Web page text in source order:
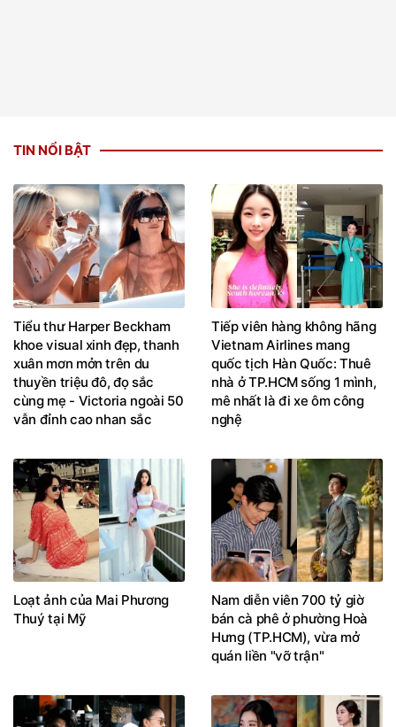
TIN NỔI BẬT
Tiểu thư Harper Beckham
khoe visual xinh đẹp, thanh
xuân mơn mởn trên du
thuyền triệu đô, đọ sắc
cùng mẹ - Victoria ngoài 50
vẫn đỉnh cao nhan sắc
Tiếp viên hàng không hãng
Vietnam Airlines mang
quốc tịch Hàn Quốc: Thuê
nhà ở TP.HCM sống 1 mình,
mê nhất là đi xe ôm công
nghệ
Loạt ảnh của Mai Phương
Thuý tại Mỹ
Nam diễn viên 700 tỷ giờ
bán cà phê ở phường Hoà
Hưng (TP.HCM), vừa mở
quán liền "vỡ trận"